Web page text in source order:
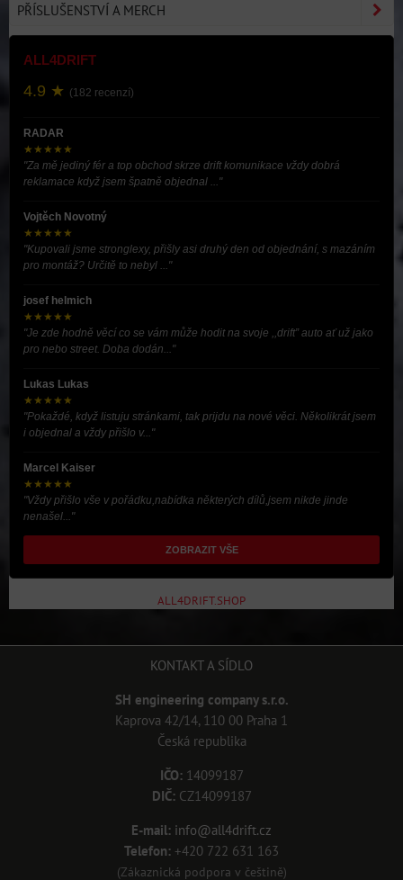
PŘÍSLUŠENSTVÍ A MERCH
ALL4DRIFT
4.9 ★ (182 recenzí)
RADAR
★★★★★
"Za mě jediný fér a top obchod skrze drift komunikace vždy dobrá
reklamace když jsem špatně objednal ..."
Vojtěch Novotný
★★★★★
"Kupovali jsme stronglexy, přišly asi druhý den od objednání, s mazáním
pro montáž? Určitě to nebyl ..."
josef helmich
★★★★★
"Je zde hodně věcí co se vám může hodit na svoje ,,drift” auto ať už jako
pro nebo street. Doba dodán..."
Lukas Lukas
★★★★★
"Pokaždé, když listuju stránkami, tak prijdu na nové věci. Několikrát jsem
i objednal a vždy přišlo v..."
Marcel Kaiser
★★★★★
"Vždy přišlo vše v pořádku,nabídka některých dílů,jsem nikde jinde
nenašel..."
ZOBRAZIT VŠE
ALL4DRIFT.SHOP
KONTAKT A SÍDLO
SH engineering company s.r.o.
Kaprova 42/14, 110 00 Praha 1
Česká republika
IČO:14099187
DIČ:CZ14099187
E-mail: info@all4drift.cz
Telefon: +420 722 631 163
(Zákaznická podpora v češtině)